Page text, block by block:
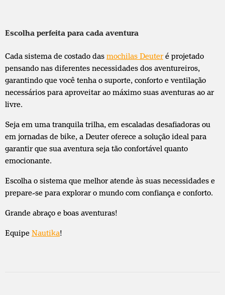
Escolha perfeita para cada aventura
Cada sistema de costado das mochilas Deuteré projetado
pensando nas diferentes necessidades dos aventureiros,
garantindo que você tenha o suporte, conforto e ventilação
necessários para aproveitar ao máximo suas aventuras ao ar
livre.
Seja em uma tranquila trilha, em escaladas desafiadoras ou
em jornadas de bike, a Deuter oferece a solução ideal para
garantir que sua aventura seja tão confortável quanto
emocionante.
Escolha o sistema que melhor atende às suas necessidades e
prepare-se para explorar o mundo com confiança e conforto.
Grande abraço e boas aventuras!
Equipe Nautika!